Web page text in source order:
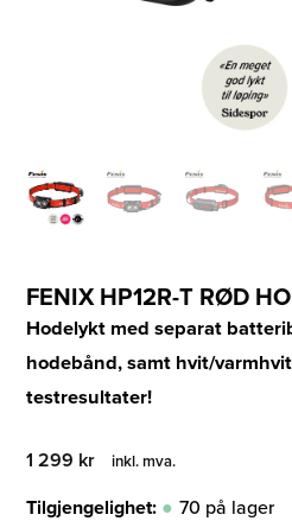
FENIX HP12R-T RØD
Hodelykt med separat
hodebånd, samt hvit/
testresultater!
1 299 kr inkl. mva.
Tilgjengelighet: 70 på lager